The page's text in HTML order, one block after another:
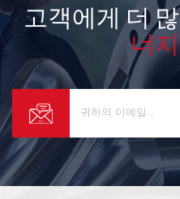
고객에게 더
너